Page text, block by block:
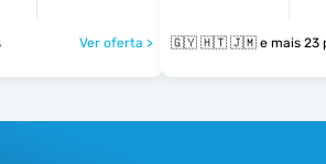
Ver oferta > 🇬🇾 🇭🇹 🇯🇲 e mais